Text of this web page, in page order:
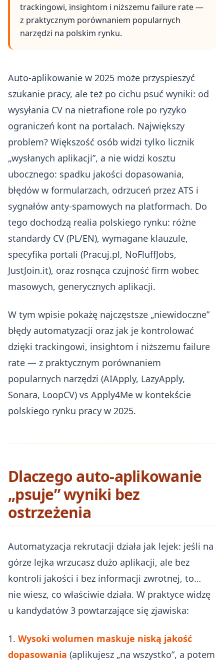
trackingowi, insightom i niższemu failure rate —
z praktycznym porównaniem popularnych
narzędzi na polskim rynku.
Auto‑aplikowanie w 2025 może przyspieszyć
szukanie pracy, ale też po cichu psuć wyniki: od
wysyłania CV na nietrafione role po ryzyko
ograniczeń kont na portalach. Największy
problem? Większość osób widzi tylko licznik
„wysłanych aplikacji”, a nie widzi kosztu
ubocznego: spadku jakości dopasowania,
błędów w formularzach, odrzuceń przez ATS i
sygnałów anty‑spamowych na platformach. Do
tego dochodzą realia polskiego rynku: różne
standardy CV (PL/EN), wymagane klauzule,
specyfika portali (Pracuj.pl, NoFluffJobs,
JustJoin.it), oraz rosnąca czujność firm wobec
masowych, generycznych aplikacji.
W tym wpisie pokażę najczęstsze „niewidoczne”
błędy automatyzacji oraz jak je kontrolować
dzięki trackingowi, insightom i niższemu failure
rate — z praktycznym porównaniem
popularnych narzędzi (AIApply, LazyApply,
Sonara, LoopCV) vs Apply4Me w kontekście
polskiego rynku pracy w 2025.
Dlaczego auto‑aplikowanie
„psuje” wyniki bez
ostrzeżenia
Automatyzacja rekrutacji działa jak lejek: jeśli na
górze lejka wrzucasz dużo aplikacji, ale bez
kontroli jakości i bez informacji zwrotnej, to…
nie wiesz, co właściwie działa. W praktyce widzę
u kandydatów 3 powtarzające się zjawiska:
1. Wysoki wolumen maskuje niską jakość
dopasowania (aplikujesz „na wszystko”, a potem